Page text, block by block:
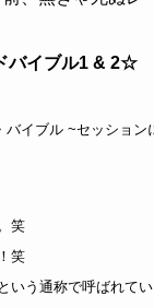
バイブル1 & 2☆
イブル ~セッション
笑
笑
う通称で呼ばれてい